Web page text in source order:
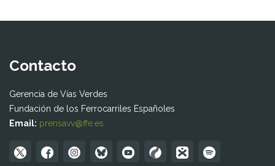
Contacto
Gerencia de Vías Verdes
Fundación de los Ferrocarriles Españoles
Email: prensavv@ffe.es